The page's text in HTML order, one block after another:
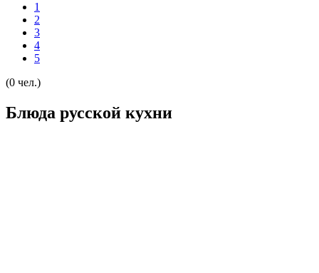
1
2
3
4
5
(0 чел.)
Блюда русской кухни